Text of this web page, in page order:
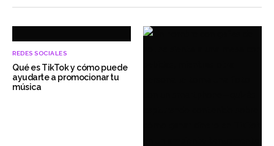
REDES SOCIALES
Qué es TikTok y cómo puede
ayudarte a promocionar tu
música